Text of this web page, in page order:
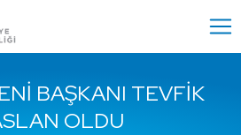
BAŞKANI TEVFIK
OLDU